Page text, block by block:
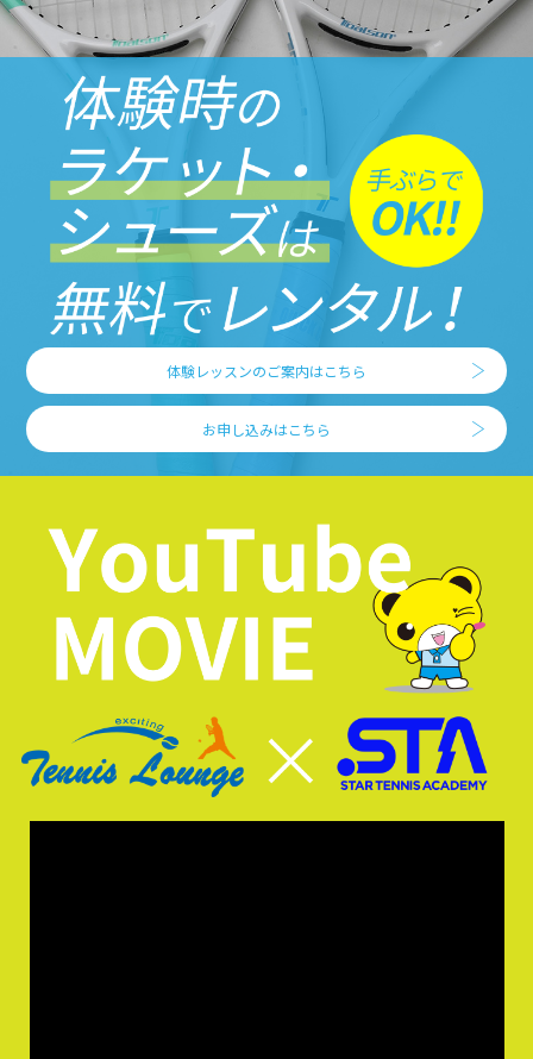
体験レッスンのご案内はこちら
お申し込みはこちら